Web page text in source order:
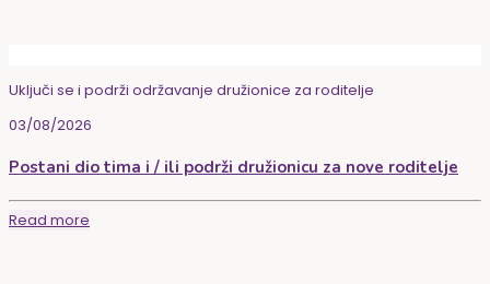
Uključi se i podrži održavanje družionice za roditelje
03/08/2026
Postani dio tima i / ili podrži družionicu za nove roditelje
Read more